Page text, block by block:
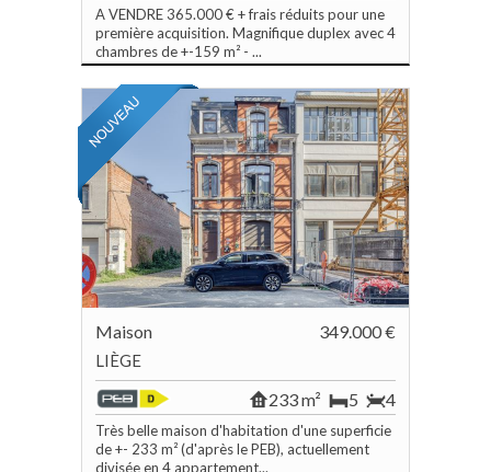
A VENDRE 365.000 € + frais réduits pour une
première acquisition. Magnifique duplex avec 4
chambres de +-159 m² - ...
Maison 349.000 €
LIÈGE
4
5
233 m²
Très belle maison d'habitation d'une superficie
de +- 233 m² (d'après le PEB), actuellement
divisée en 4 appartement...